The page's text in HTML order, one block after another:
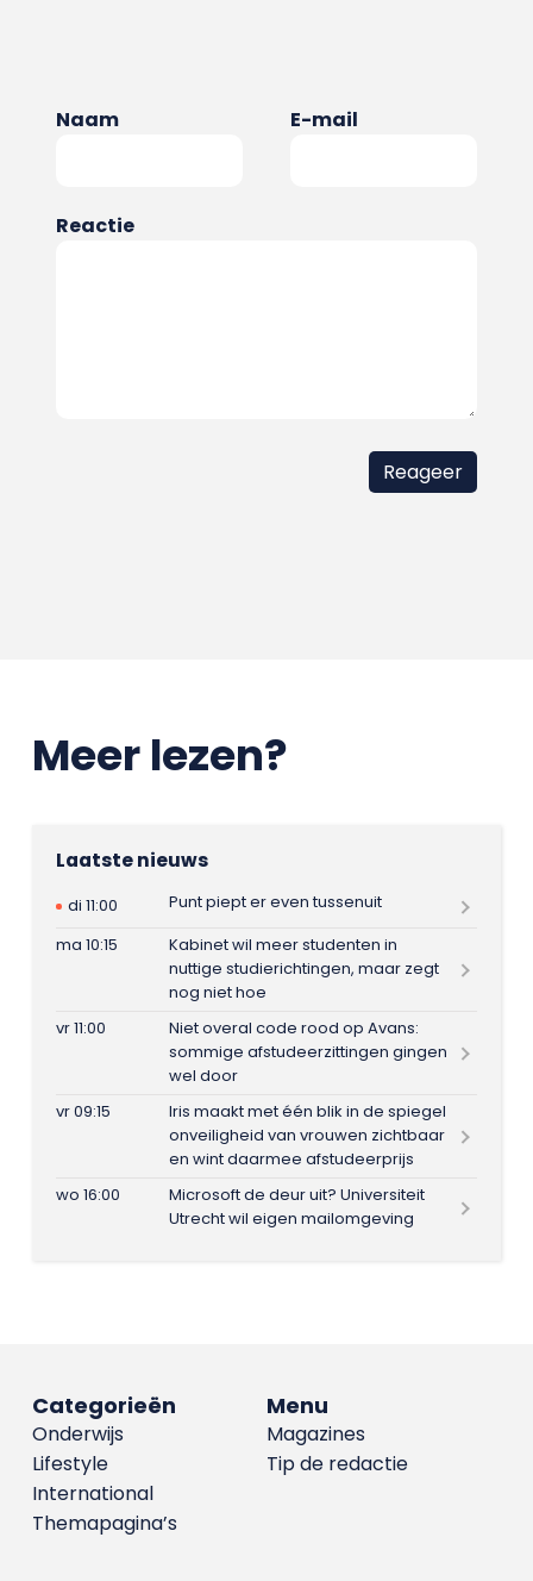
Naam E-mail
Reactie
Meer lezen?
Laatste nieuws
di 11:00
Punt piept er even tussenuit
ma 10:15
Kabinet wil meer studenten in
nuttige studierichtingen, maar zegt
nog niet hoe
vr 11:00
Niet overal code rood op Avans:
sommige afstudeerzittingen gingen
wel door
vr 09:15
Iris maakt met één blik in de spiegel
onveiligheid van vrouwen zichtbaar
en wint daarmee afstudeerprijs
wo 16:00
Microsoft de deur uit? Universiteit
Utrecht wil eigen mailomgeving
Menu
Magazines
Tip de redactie
Categorieën
Onderwijs
Lifestyle
International
Themapagina’s